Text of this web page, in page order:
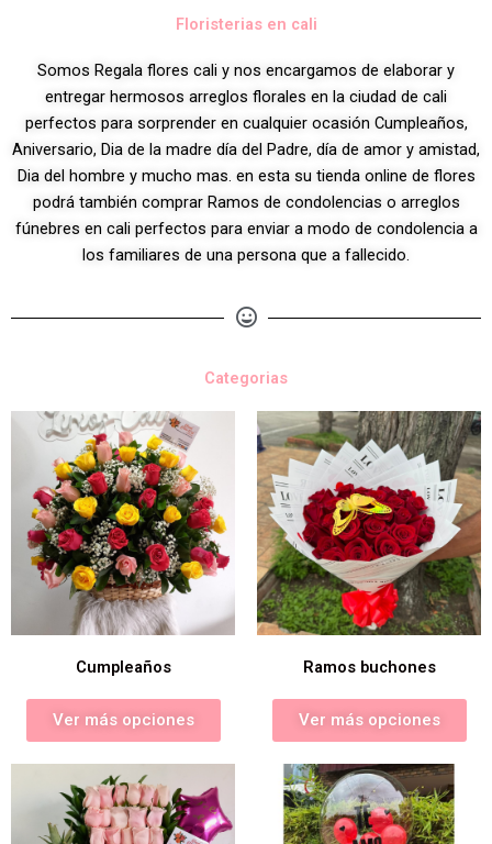
Floristerias en cali
Somos Regala flores cali y nos encargamos de elaborar y
entregar hermosos arreglos florales en la ciudad de cali
perfectos para sorprender en cualquier ocasión Cumpleaños,
Aniversario, Dia de la madre día del Padre, día de amor y amistad,
Dia del hombre y mucho mas. en esta su tienda online de flores
podrá también comprar Ramos de condolencias o arreglos
fúnebres en cali perfectos para enviar a modo de condolencia a
los familiares de una persona que a fallecido.
Categorias
Cumpleaños
Ver más opciones
Ramos buchones
Ver más opciones